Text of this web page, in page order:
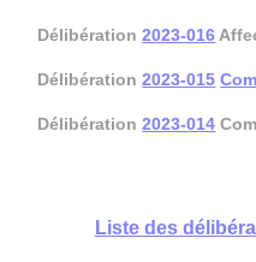
Délibération2023-016
Délibération2023-015
Délibération2023-014
Liste des